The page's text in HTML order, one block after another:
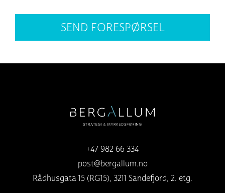
+47 982 66 334
post@bergallum.no
Rådhusgata 15 (RG15), 3211 Sandefjord, 2. etg.